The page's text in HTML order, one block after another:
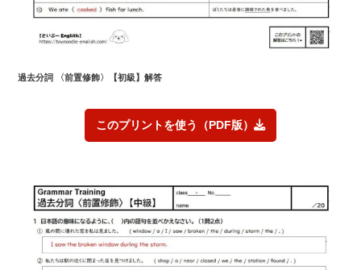
過去分詞 〈前置修飾〉 【初級】解答
このプリントを使う（PDF版）